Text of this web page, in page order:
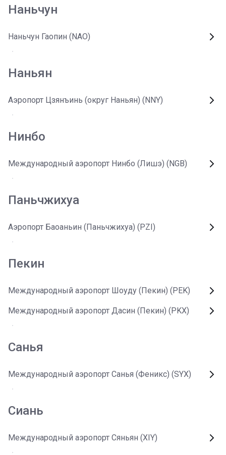
Наньчун
Наньчун Гаопин (NAO)
Наньян
Аэропорт Цзянъинь (округ Наньян) (NNY)
Нинбо
Международный аэропорт Нинбо (Лишэ) (NGB)
Паньчжихуа
Аэропорт Баоаньин (Паньчжихуа) (PZI)
Пекин
Международный аэропорт Шоуду (Пекин) (PEK)
Международный аэропорт Дасин (Пекин) (PKX)
Санья
Международный аэропорт Санья (Феникс) (SYX)
Сиань
Международный аэропорт Сяньян (XIY)